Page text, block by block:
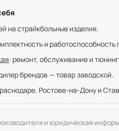
на страйкбольные изделия.
и работоспособность
: ремонт, обслуживание и
брендов — товар заводской.
Ростове-на-Дону и
и юридическая